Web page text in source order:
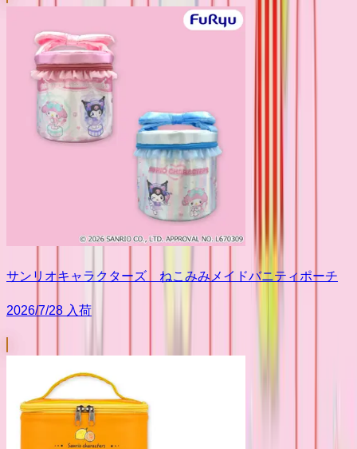
サンリオキャラクターズ ねこみみメイドバニティポーチ
2026/7/28 入荷